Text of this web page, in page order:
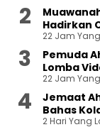
Hadirkan
Sampah
22 Jam
Pemuda
Lomba
22 Jam
Jemaat
Bahas
2 Hari Yang